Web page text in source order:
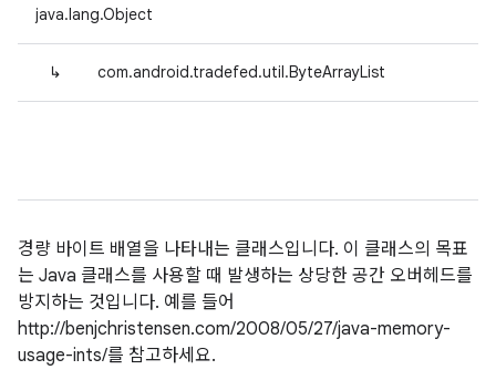
java.lang.Object
↳ com.android.tradefed.util.ByteArrayList
경량 바이트 배열을 나타내는 클래스입니다. 이 클래스의 목표
는 Java 클래스를 사용할 때 발생하는 상당한 공간 오버헤드를
방지하는 것입니다. 예를 들어
http://benjchristensen.com/2008/05/27/java-memory-
usage-ints/를 참고하세요.